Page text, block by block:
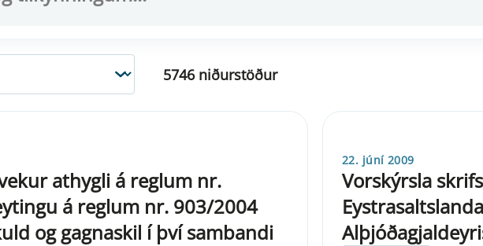
5746 niðurstöður
athygli á reglum nr.
á reglum nr. 903/2004
og gagnaskil í því sambandi
22. júní 2009
Vorskýrsla